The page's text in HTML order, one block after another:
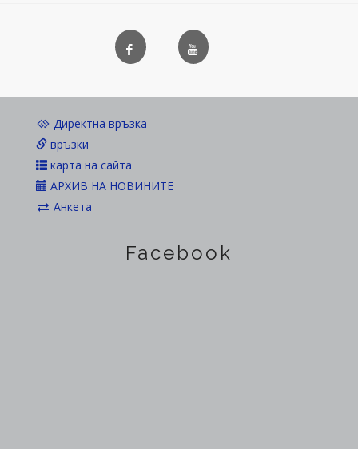
Директна връзка
връзки
карта на сайта
АРХИВ НА НОВИНИТЕ
Анкета
Facebook